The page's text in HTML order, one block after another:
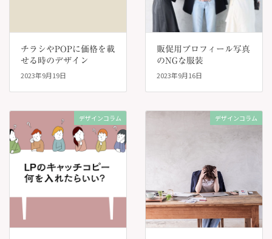
チラシやPOPに価格を載
せる時のデザイン
2023年9月19日
販促用プロフィール写真
のNGな服装
2023年9月16日
デザインコラム デザインコラム